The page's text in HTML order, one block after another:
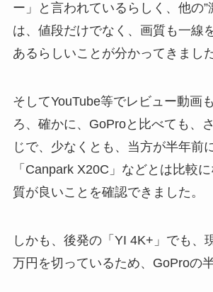
ー」と言われているらしく、他の”
は、値段だけでなく、画質も一線
あるらしいことが分かってきました
そしてYouTube等でレビュー動画
ろ、確かに、GoProと比べても、
じで、少なくとも、当方が半年前
「Canpark X20C」などとは比較
質が良いことを確認できました。
しかも、後発の「YI 4K+」でも、
万円を切っているため、GoProの